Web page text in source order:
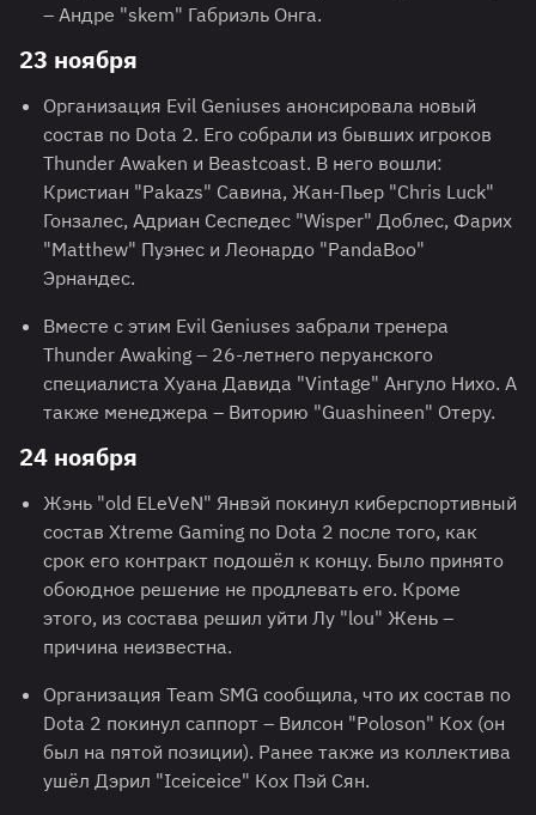
– Андре "skem" Габриэль Онга.
23 ноября
Организация Evil Geniuses анонсировала новый
состав по Dota 2. Его собрали из бывших игроков
Thunder Awaken и Beastcoast. В него вошли:
Кристиан "Pakazs" Савина, Жан-Пьер "Chris Luck"
Гонзалес, Адриан Сеспедес "Wisper" Доблес, Фарих
"Matthew" Пуэнес и Леонардо "PandaBoo"
Эрнандес.
Вместе с этим Evil Geniuses забрали тренера
Thunder Awaking – 26-летнего перуанского
специалиста Хуана Давида "Vintage" Ангуло Нихо. А
также менеджера – Виторию "Guashineen" Отеру.
24 ноября
Жэнь "old ELeVeN" Янвэй покинул киберспортивный
состав Xtreme Gaming по Dota 2 после того, как
срок его контракт подошёл к концу. Было принято
обоюдное решение не продлевать его. Кроме
этого, из состава решил уйти Лу "lou" Жень –
причина неизвестна.
Организация Team SMG сообщила, что их состав по
Dota 2 покинул саппорт – Вилсон "Poloson" Кох (он
был на пятой позиции). Ранее также из коллектива
ушёл Дэрил "Iceiceice" Кох Пэй Сян.